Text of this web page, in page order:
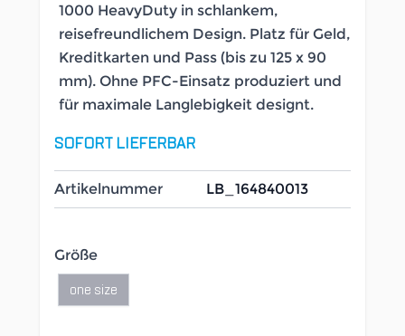
1000 HeavyDuty in schlankem,
reisefreundlichem Design. Platz für Geld,
Kreditkarten und Pass (bis zu 125 x 90
mm). Ohne PFC-Einsatz produziert und
für maximale Langlebigkeit designt.
SOFORT LIEFERBAR
Artikelnummer LB_164840013
Größe
one size